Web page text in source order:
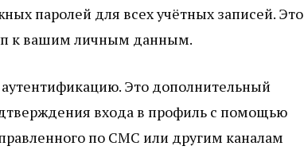
паролей для всех учётных записей. Это
к вашим личным данным.
Это дополнительный
входа в профиль с помощью
по СМС или другим каналам